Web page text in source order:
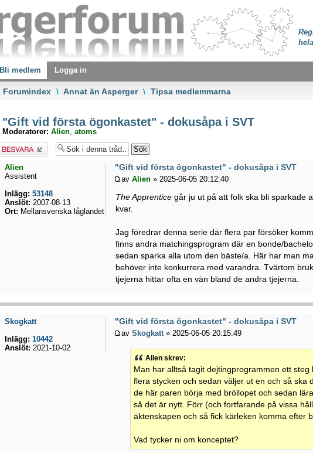
Bli medlem Logga in
Forumindex \ Annat än Asperger \ Tipsa medlemmarna
"Gift vid första ögonkastet" - dokusåpa i SVT
Moderatorer: Alien, atoms
Besvara
"Gift vid första ögonkastet" - dokusåpa i SVT
avAlien » 2025-06-05 20:12:40
The Apprentice går ju ut på att folk ska bli sparkade
kvar.
Jag föredrar denna serie där flera par försöker
finns andra matchingsprogram där en bonde/
sedan sparka alla utom den bäste/a. Här har man
behöver inte konkurrera med varandra. Tvärtom
tjejerna hittar ofta en vän bland de andra tjejerna.
Alien
Assistent
Inlägg: 53148
Anslöt: 2007-08-13
Ort: Mellansvenska låglandet
"Gift vid första ögonkastet" - dokusåpa i SVT
avSkogkatt » 2025-06-05 20:15:49
Alien skrev:
Man har alltså tagit dejtingprogrammen ett
flera stycken och sedan väljer ut en och så ska
de här paren börja med bröllopet och sedan
så det är nytt. Förr (och fortfarande på vissa
äktenskapen och så fick kärleken komma efter
Vad tycker ni om konceptet?
Skogkatt
Inlägg: 10442
Anslöt: 2021-10-02